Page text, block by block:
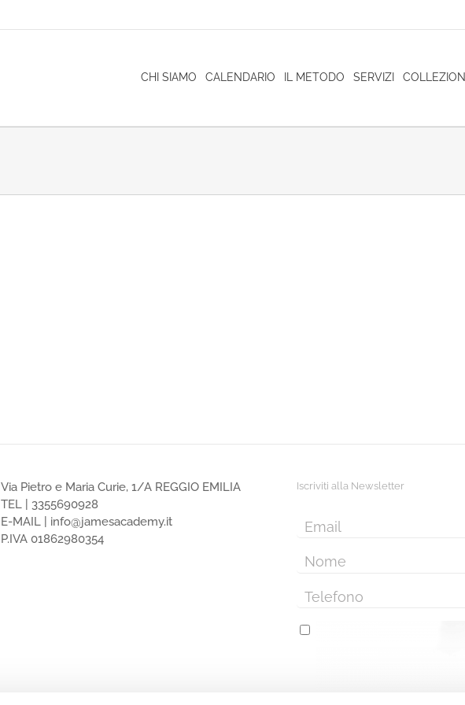
CHI SIAMO CALENDARIO IL METODO SERVIZI COLLEZIONI
Via Pietro e Maria Curie, 1/A REGGIO EMILIA
TEL | 3355690928
E-MAIL | info@jamesacademy.it
P.IVA 01862980354
Iscriviti alla Newsletter